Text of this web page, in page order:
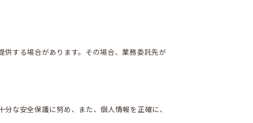
する場合があります。その場合、業務委託先が
な安全保護に努め、また、個人情報を正確に、